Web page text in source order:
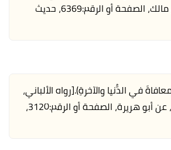
البخاري، عن أنس بن مالك، الصفحة أو الرقم:6369، حديث
في الدُّنيا والآخرةِ).[رواه الألباني،
في صحيح ابن ماجه، عن أبو هريرة، الصفحة أو الرقم:3120،